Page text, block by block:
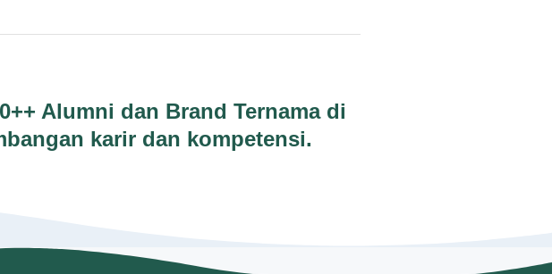
Alumni dan Brand Ternama di
karir dan kompetensi.